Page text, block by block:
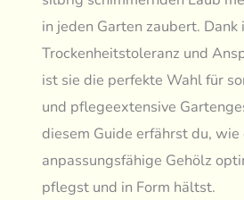
in jeden Garten zaubert. Dank
Trockenheitstoleranz und
ist sie die perfekte Wahl für
und pflegeextensive
diesem Guide erfährst du, wie
anpassungsfähige Gehölz
pflegst und in Form hältst.